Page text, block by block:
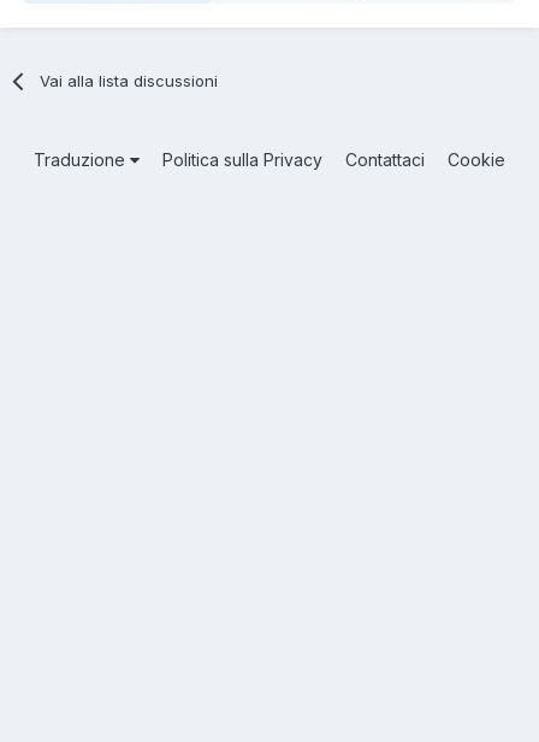
Vai alla lista discussioni
Traduzione Politica sulla Privacy Contattaci Cookie